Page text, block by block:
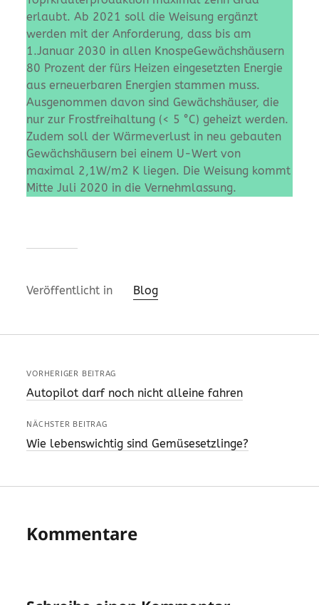
erlaubt. Ab 2021 soll die Weisung ergänzt
werden mit der Anforderung, dass bis am
1.Januar 2030 in allen KnospeGewächshäusern
80 Prozent der fürs Heizen eingesetzten Energie
aus erneuerbaren Energien stammen muss.
Ausgenommen davon sind Gewächshäuser, die
nur zur Frostfreihaltung (< 5 °C) geheizt werden.
Zudem soll der Wärmeverlust in neu gebauten
Gewächshäusern bei einem U-Wert von
maximal 2,1W/m2 K liegen. Die Weisung kommt
Mitte Juli 2020 in die Vernehmlassung.
Veröffentlicht in Blog
VORHERIGER BEITRAG
Autopilot darf noch nicht alleine fahren
NÄCHSTER BEITRAG
Wie lebenswichtig sind Gemüsesetzlinge?
Kommentare